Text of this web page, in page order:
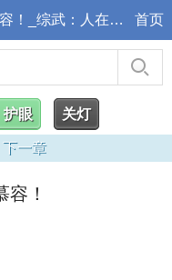
第三章香帅临江南，一盗惊慕容！_综武：人在天龙，开局扮演楚留香 首页
护眼 关灯
下一章
！